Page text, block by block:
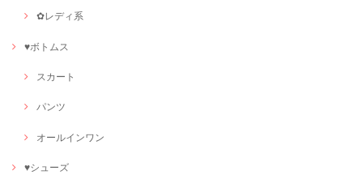
✿レディ系
♥ボトムス
スカート
パンツ
オールインワン
♥シューズ